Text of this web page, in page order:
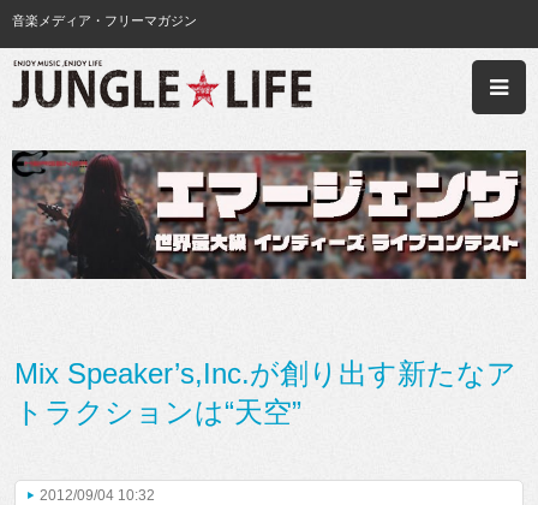
音楽メディア・フリーマガジン
Mix Speaker’s,Inc.が創り出す新たなア
トラクションは“天空”
2012/09/04 10:32